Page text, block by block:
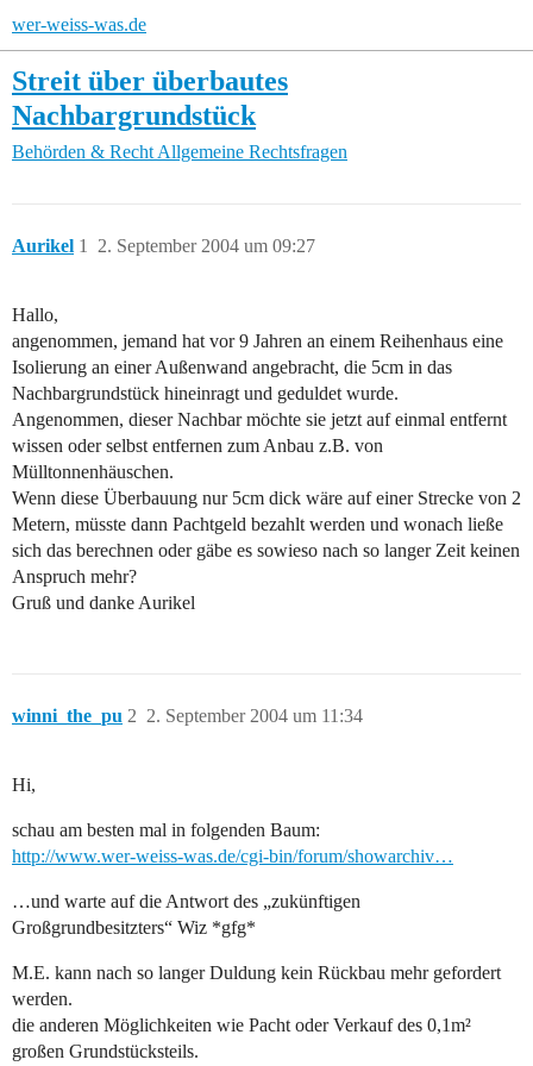
wer-weiss-was.de
Streit über überbautes
Nachbargrundstück
Behörden & Recht Allgemeine Rechtsfragen
Aurikel 2. September 2004 um 09:27
1
Hallo,
angenommen, jemand hat vor 9 Jahren an einem Reihenhaus eine
Isolierung an einer Außenwand angebracht, die 5cm in das
Nachbargrundstück hineinragt und geduldet wurde.
Angenommen, dieser Nachbar möchte sie jetzt auf einmal entfernt
wissen oder selbst entfernen zum Anbau z.B. von
Mülltonnenhäuschen.
Wenn diese Überbauung nur 5cm dick wäre auf einer Strecke von 2
Metern, müsste dann Pachtgeld bezahlt werden und wonach ließe
sich das berechnen oder gäbe es sowieso nach so langer Zeit keinen
Anspruch mehr?
Gruß und danke Aurikel
winni_the_pu 2. September 2004 um 11:34
2
Hi,
schau am besten mal in folgenden Baum:
http://www.wer-weiss-was.de/cgi-bin/forum/showarchiv…
…und warte auf die Antwort des „zukünftigen
Großgrundbesitzters“ Wiz *gfg*
M.E. kann nach so langer Duldung kein Rückbau mehr gefordert
werden.
die anderen Möglichkeiten wie Pacht oder Verkauf des 0,1m²
großen Grundstücksteils.